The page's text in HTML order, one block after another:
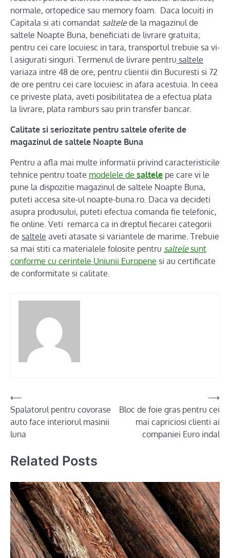
normale, ortopedice sau memory foam. Daca locuiti in
Capitala si ati comandat saltelede la magazinul de
saltele Noapte Buna, beneficiati de livrare gratuita;
pentru cei care locuiesc in tara, transportul trebuie sa vi-
l asigurati singuri. Termenul de livrare pentru saltele
variaza intre 48 de ore, pentru clientii din Bucuresti si 72
de ore pentru cei care locuiesc in afara acestuia. In ceea
ce priveste plata, aveti posibilitatea de a efectua plata
la livrare, plata ramburs sau prin transfer bancar.
Calitate si seriozitate pentru saltele oferite de
magazinul de saltele Noapte Buna
Pentru a afla mai multe informatii privind caracteristicile
tehnice pentru toate modelele de saltele pe care vi le
pune la dispozitie magazinul de saltele Noapte Buna,
puteti accesa site-ul noapte-buna.ro. Daca va decideti
asupra produsului, puteti efectua comanda fie telefonic,
fie online. Veti remarca ca in dreptul fiecarei categorii
de saltele aveti atasate si variantele de marime. Trebuie
sa mai stiti ca materialele folosite pentru saltelesunt
conforme cu cerintele Uniunii Europene si au certificate
de conformitate si calitate.
Post
navigation
⟵
Spalatorul pentru covorase
auto face interiorul masinii
luna
Bloc de foie gras pentru cei
mai capriciosi clienti ai
companiei Euro indal
⟶
Related Posts